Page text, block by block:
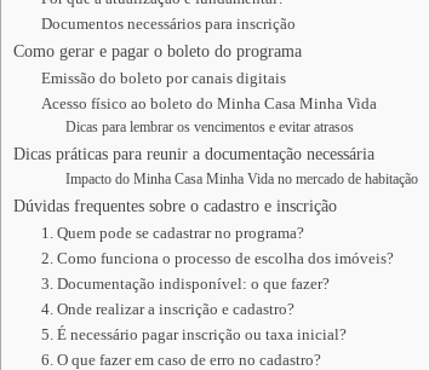
Documentos necessários para inscrição
Como gerar e pagar o boleto do programa
Emissão do boleto por canais digitais
Acesso físico ao boleto do Minha Casa Minha Vida
Dicas para lembrar os vencimentos e evitar atrasos
Dicas práticas para reunir a documentação necessária
Impacto do Minha Casa Minha Vida no mercado de habitação
Dúvidas frequentes sobre o cadastro e inscrição
1. Quem pode se cadastrar no programa?
2. Como funciona o processo de escolha dos imóveis?
3. Documentação indisponível: o que fazer?
4. Onde realizar a inscrição e cadastro?
5. É necessário pagar inscrição ou taxa inicial?
6. O que fazer em caso de erro no cadastro?